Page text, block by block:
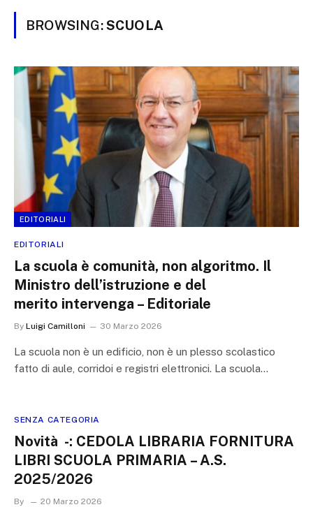
BROWSING:SCUOLA
EDITORIALI
EDITORIALI
La scuola è comunità, non algoritmo. Il
Ministro dell’istruzione e del
merito intervenga – Editoriale
By Luigi Camilloni 30 Marzo 2026
La scuola non è un edificio, non è un plesso scolastico
fatto di aule, corridoi e registri elettronici. La scuola…
SENZA CATEGORIA
Novità -: CEDOLA LIBRARIA FORNITURA
LIBRI SCUOLA PRIMARIA – A.S.
2025/2026
By 20 Marzo 2026